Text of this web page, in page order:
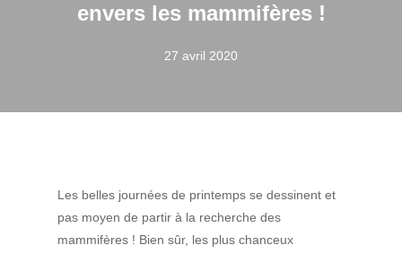
envers les mammifères !
27 avril 2020
Les belles journées de printemps se dessinent et
pas moyen de partir à la recherche des
mammifères ! Bien sûr, les plus chanceux